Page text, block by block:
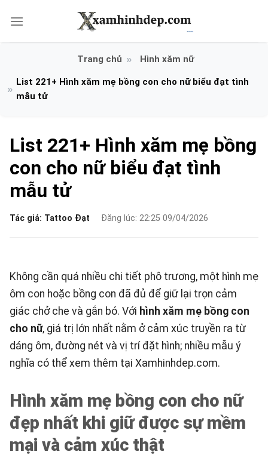
qua
Hình xăm nữ
List 221+ Hình xăm mẹ bồng con cho nữ biểu đạt tình
mẫu tử
List 221+ Hình xăm mẹ bồng
con cho nữ biểu đạt tình
mẫu tử
Tác giả: Tattoo Đạt Đăng lúc: 22:25 09/04/2026
Không cần quá nhiều chi tiết phô trương, một hình mẹ
ôm con hoặc bồng con đã đủ để giữ lại trọn cảm
giác chở che và gắn bó. Với hình xăm mẹ bồng con
cho nữ, giá trị lớn nhất nằm ở cảm xúc truyền ra từ
dáng ôm, đường nét và vị trí đặt hình; nhiều mẫu ý
nghĩa có thể xem thêm tại Xamhinhdep.com.
Hình xăm mẹ bồng con cho nữ
đẹp nhất khi giữ được sự mềm
mại và cảm xúc thật